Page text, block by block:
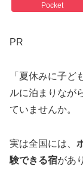
Pocket
PR
「夏休みに子
ルに泊まりなが
ていませんか。
実は全国には、
験できる宿があ